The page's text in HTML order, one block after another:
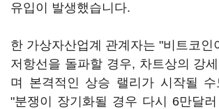
유입이 발생했습니다.
한 가상자산업계 관계자는 "비트코인
저항선을 돌파할 경우, 차트상의 강
며 본격적인 상승 랠리가 시작될 수
"분쟁이 장기화될 경우 다시 6만달